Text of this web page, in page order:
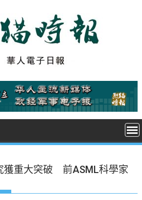
獲重大突破 前ASML科學家